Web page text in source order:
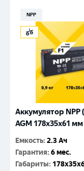
NPP
Аккумулятор NPP
AGM 178x35x61 мм
Емкость:2.3 Ач
Гарантия:6 мес.
Габариты: